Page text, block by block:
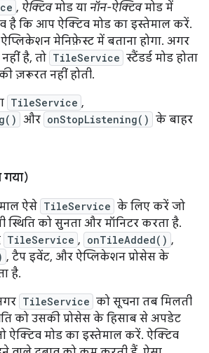
, ऐक्टिवमोड या नॉन-ऐक्टिवमोड में
है कि आप ऐक्टिव मोड का इस्तेमाल करें.
मेनिफ़ेस्ट में बताना होगा. अगर
है, तो TileService स्टैंडर्ड मोड होता
ज़रूरत नहीं होती.
TileService ,
और onStopListening() के बाहर
गया)
ऐसे TileService के लिए करें जो
स्थिति को सुनता और मॉनिटर करता है.
TileService , onTileAdded() ,
, टैप इवेंट, और ऐप्लिकेशन प्रोसेस के
है.
TileService को सूचना तब मिलती
को उसकी प्रोसेस के हिसाब से अपडेट
ऐक्टिव मोड का इस्तेमाल करें. ऐक्टिव